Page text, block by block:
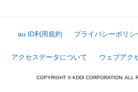
au ID利用規約 プライバシーポリシ
アクセスデータについて ウェブアク
COPYRIGHT © KDDI CORPORATION. ALL